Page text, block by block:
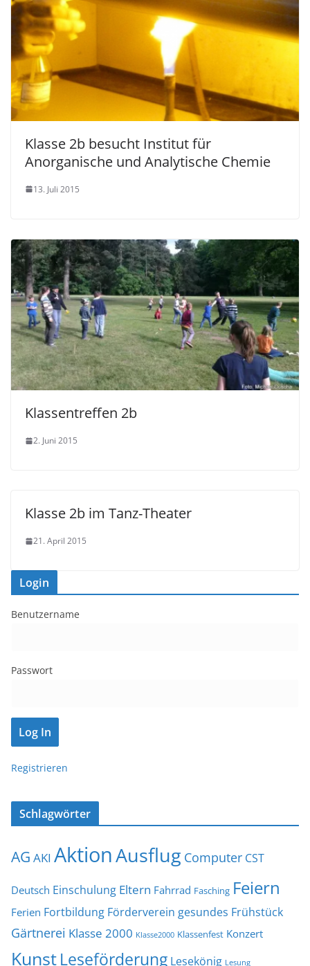
Klasse 2b besucht Institut für
Anorganische und Analytische Chemie
13. Juli 2015
Klassentreffen 2b
2. Juni 2015
Klasse 2b im Tanz-Theater
21. April 2015
Login
Benutzername
Passwort
Registrieren
Schlagwörter
AG AKI AktionAusflug Computer CST
Deutsch Einschulung Eltern Fahrrad Fasching Feiern
Ferien Fortbildung Förderverein gesundes Frühstück
Gärtnerei Klasse 2000 Klasse2000 Klassenfest Konzert
KunstLeseförderung Lesekönig Lesung